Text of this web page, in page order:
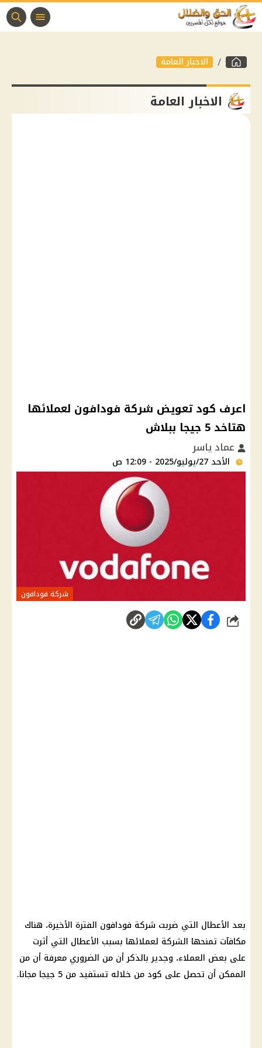
الاخبار العامة
الاخبار العامة
اعرف كود تعويض شركة فودافون لعملائها
هتاخد 5 جيجا ببلاش
عماد ياسر
الأحد 27/يوليو/2025 - 12:09 ص
شركة فودافون
شارك
بعد الأعطال التي ضربت شركة فودافون الفترة الأخيرة، هناك
مكافآت تمنحها الشركة لعملائها بسبب الأعطال التي أثرت
على بعض العملاء، وجدير بالذكر أن من الضروري معرفة أن من
الممكن أن تحصل على كود من خلاله تستفيد من 5 جيجا مجانا.